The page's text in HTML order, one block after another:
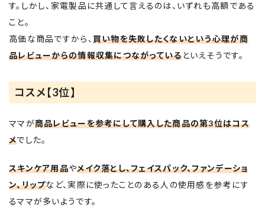
す。しかし、家電製品に共通して言えるのは、いずれも高額である
こと。
高価な商品ですから、買い物を失敗したくないという心理が商
品レビューからの情報収集につながっているといえそうです。
コスメ【3位】
ママが商品レビューを参考にして購入した商品の第3位はコス
メでした。
スキンケア用品やメイク落とし、フェイスパック、ファンデーショ
ン、リップなど、実際に使ったことのある人の使用感を参考にす
るママが多いようです。